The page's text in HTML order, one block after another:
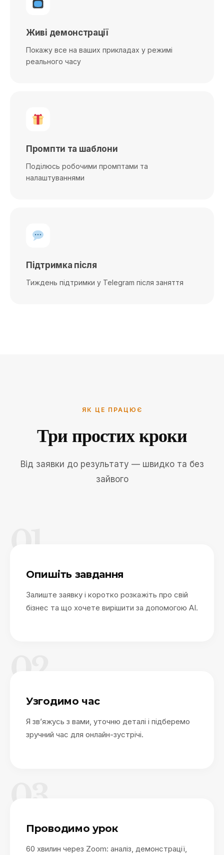
Живі демонстрації
Покажу все на ваших прикладах у режимі
реального часу
Промпти та шаблони
Поділюсь робочими промптами та
налаштуваннями
Підтримка після
Тиждень підтримки у Telegram після заняття
ЯК ЦЕ ПРАЦЮЄ
Три простих кроки
Від заявки до результату — швидко та без
зайвого
01
Опишіть завдання
Залиште заявку і коротко розкажіть про свій
бізнес та що хочете вирішити за допомогою AI.
02
Узгодимо час
Я зв’яжусь з вами, уточню деталі і підберемо
зручний час для онлайн-зустрічі.
03
Проводимо урок
60 хвилин через Zoom: аналіз, демонстрації,